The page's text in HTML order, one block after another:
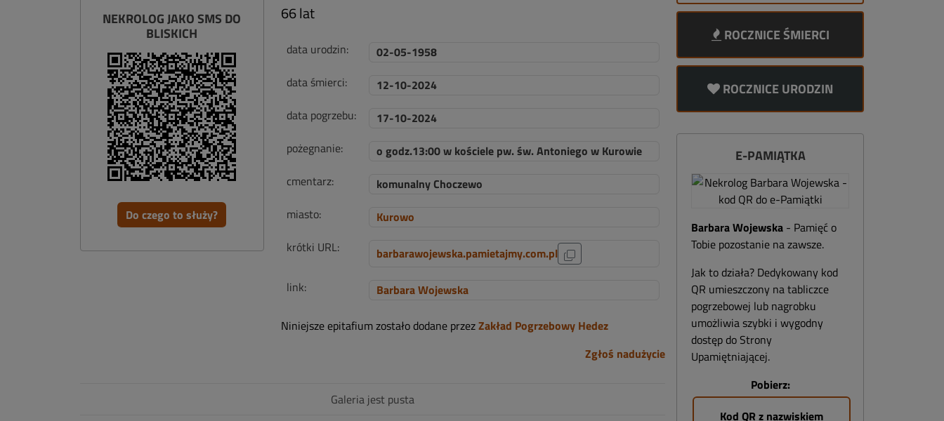
NEKROLOG JAKO SMS DO
BLISKICH
Do czego to służy?
66 lat
data urodzin:
02-05-1958
data śmierci:
12-10-2024
data pogrzebu:
17-10-2024
pożegnanie:
o godz.13:00 w kościele pw. św. Antoniego w Kurowie
cmentarz:
komunalny Choczewo
miasto:
Kurowo
krótki URL:
barbarawojewska.pamietajmy.com.pl
link:
Barbara Wojewska
Niniejsze epitafium zostało dodane przezZakład Pogrzebowy Hedez
Zgłoś nadużycie
Galeria jest pusta
ROCZNICE ŚMIERCI
ROCZNICE URODZIN
E-PAMIĄTKA
Barbara Wojewska - Pamięć o
Tobie pozostanie na zawsze.
Jak to działa? Dedykowany kod
QR umieszczony na tabliczce
pogrzebowej lub nagrobku
umożliwia szybki i wygodny
dostęp do Strony
Upamiętniającej.
Pobierz:
Kod QR z nazwiskiem